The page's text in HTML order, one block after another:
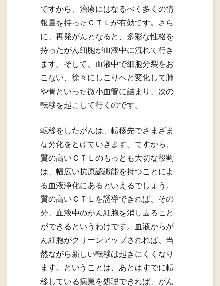
ですから、治療にはなるべく多くの情
報量を持ったＣＴＬが有効です。さら
に、再発がんとなると、多彩な性格を
持ったがん細胞が血液中に流れて行き
ます。そして、血液中で細胞分裂をお
こない、徐々にしこりへと変化して肺
や骨といった微小血管に詰まり、次の
転移を起こして行くのです。
転移をしたがんは、転移先でさまざま
な分化をとげていきます。ですから、
質の高いＣＴＬのもっとも大切な役割
は、幅広い抗原認識能を持つことによ
る血液浄化にあるといえるでしょう。
質の高いＣＴＬを誘導できれば、その
分、血液中のがん細胞を消し去ること
ができるというわけです。血液からが
ん細胞がクリーンアップされれば、当
然ながら新しい転移は起きにくくなり
ます。ということは、あとはすでに転
移している病巣を処理できれば、がん